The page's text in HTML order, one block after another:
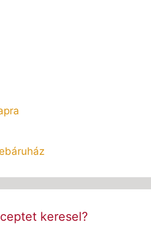
keresel?